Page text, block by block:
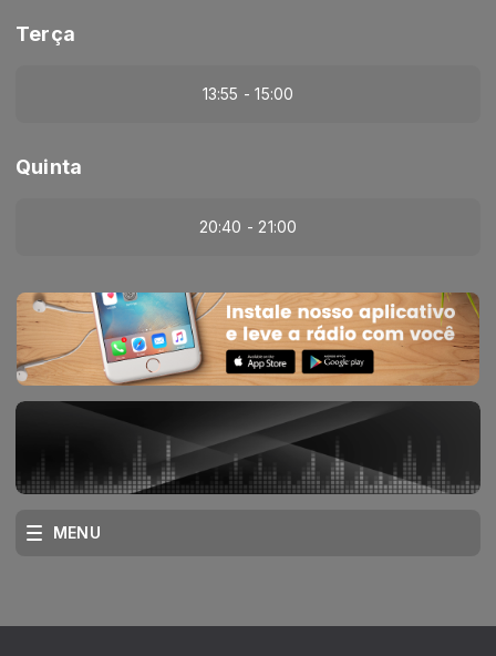
Terça
13:55 - 15:00
Quinta
20:40 - 21:00
MENU